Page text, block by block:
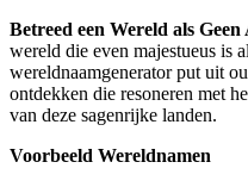
Betreed een Wereld als Geen
wereld die even majestueus is
wereldnaamgenerator put uit
ontdekken die resoneren met
van deze sagenrijke landen.
Voorbeeld Wereldnamen